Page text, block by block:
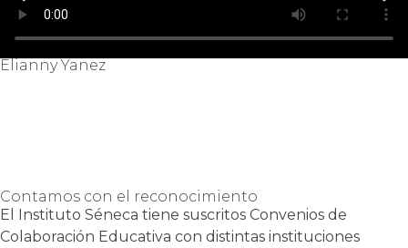
Elianny Yanez
Contamos con el reconocimiento
El Instituto Séneca tiene suscritos Convenios de
Colaboración Educativa con distintas instituciones